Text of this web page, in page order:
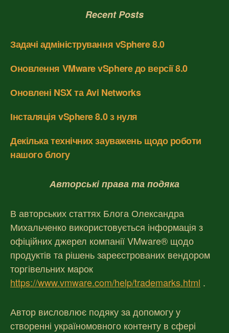
Recent Posts
Задачі адміністрування vSphere 8.0
Оновлення VMware vSphere до версії 8.0
Оновлені NSX та Avi Networks
Інсталяція vSphere 8.0 з нуля
Декілька технічних зауважень щодо роботи
нашого блогу
Авторські права та подяка
В авторських статтях Блога Олександра
Михальченко використовується інформація з
офіційних джерел компанії VMware® щодо
продуктів та рішень зареєстрованих вендором
торгівельних марок
https://www.vmware.com/help/trademarks.html .
Автор висловлює подяку за допомогу у
створенні україномовного контенту в сфері